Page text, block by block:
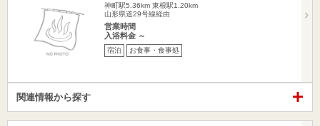
神町駅5.36km 東根駅1.20km
山形県道29号線経由
営業時間
入浴料金 ～
宿泊 お食事・食事処
関連情報から探す